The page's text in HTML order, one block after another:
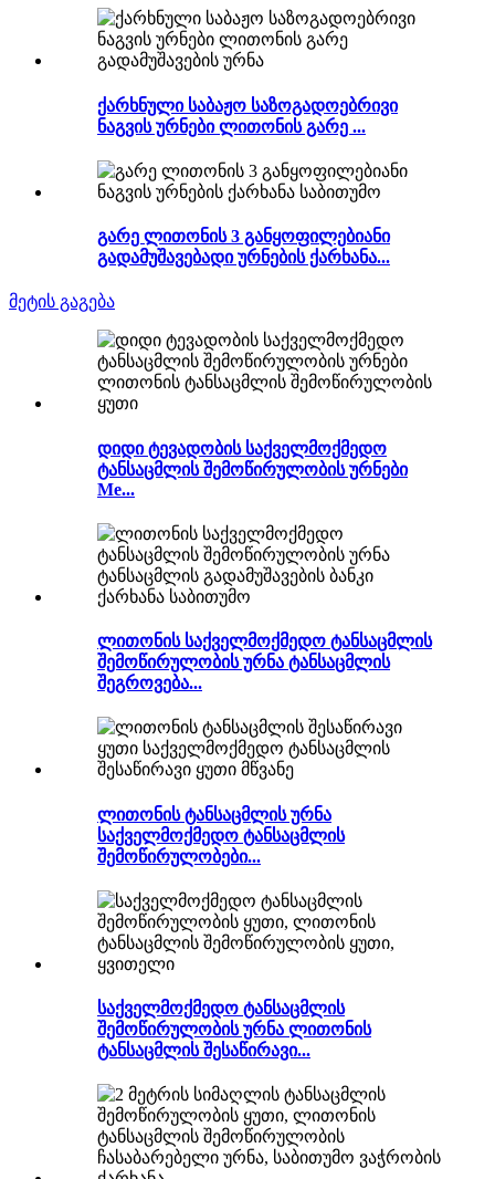
ქარხნული საბაჟო საზოგადოებრივი
ნაგვის ურნები ლითონის გარე ...
გარე ლითონის 3 განყოფილებიანი
გადამუშავებადი ურნების ქარხანა...
მეტის გაგება
დიდი ტევადობის საქველმოქმედო
ტანსაცმლის შემოწირულობის ურნები
Me...
ლითონის საქველმოქმედო ტანსაცმლის
შემოწირულობის ურნა ტანსაცმლის
შეგროვება...
ლითონის ტანსაცმლის ურნა
საქველმოქმედო ტანსაცმლის
შემოწირულობები...
საქველმოქმედო ტანსაცმლის
შემოწირულობის ურნა ლითონის
ტანსაცმლის შესაწირავი...